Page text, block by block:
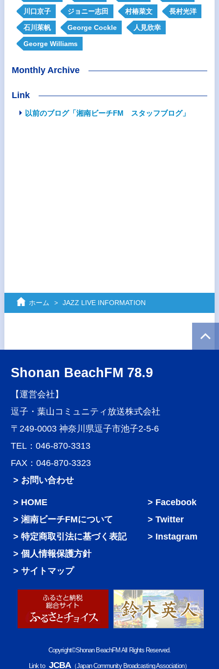
川口京子 ジョニー志田 村椿菜文 長村光洋
石川茱帆 George Cockle 人見欣幸
George Williams
Monthly Archive
Link
以前のブログ「湘南ビーチFM スタッフブログ」
ホーム JAZZ LIVE INFORMATION
Shonan BeachFM 78.9
【運営会社】
逗子・葉山コミュニティ放送株式会社
〒249-0003 神奈川県逗子市池子2-5-6
TEL：046-870-3313
FAX：046-870-3323
> お問い合わせ
HOME
湘南ビーチFMについて
特定商取引法に基づく表記
個人情報保護方針
サイトマップ
Facebook
Twitter
Instagram
Copyright©Shonan BeachFM All Rights Reserved.
Link to JCBA（Japan Community Broadcasting Association）